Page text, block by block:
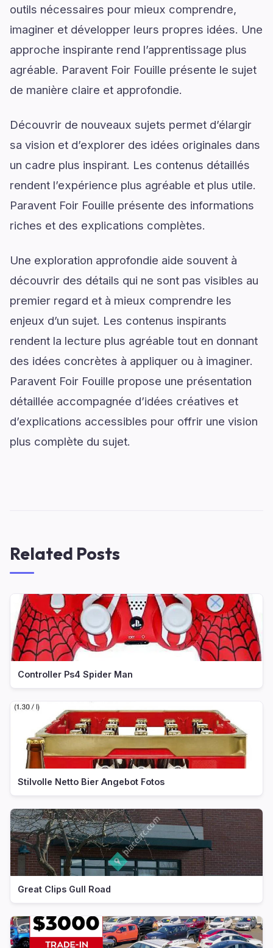
outils nécessaires pour mieux comprendre,
imaginer et développer leurs propres idées. Une
approche inspirante rend l’apprentissage plus
agréable. Paravent Foir Fouille présente le sujet
de manière claire et approfondie.
Découvrir de nouveaux sujets permet d’élargir
sa vision et d’explorer des idées originales dans
un cadre plus inspirant. Les contenus détaillés
rendent l’expérience plus agréable et plus utile.
Paravent Foir Fouille présente des informations
riches et des explications complètes.
Une exploration approfondie aide souvent à
découvrir des détails qui ne sont pas visibles au
premier regard et à mieux comprendre les
enjeux d’un sujet. Les contenus inspirants
rendent la lecture plus agréable tout en donnant
des idées concrètes à appliquer ou à imaginer.
Paravent Foir Fouille propose une présentation
détaillée accompagnée d’idées créatives et
d’explications accessibles pour offrir une vision
plus complète du sujet.
Related Posts
Controller Ps4 Spider Man
Stilvolle Netto Bier Angebot Fotos
Great Clips Gull Road